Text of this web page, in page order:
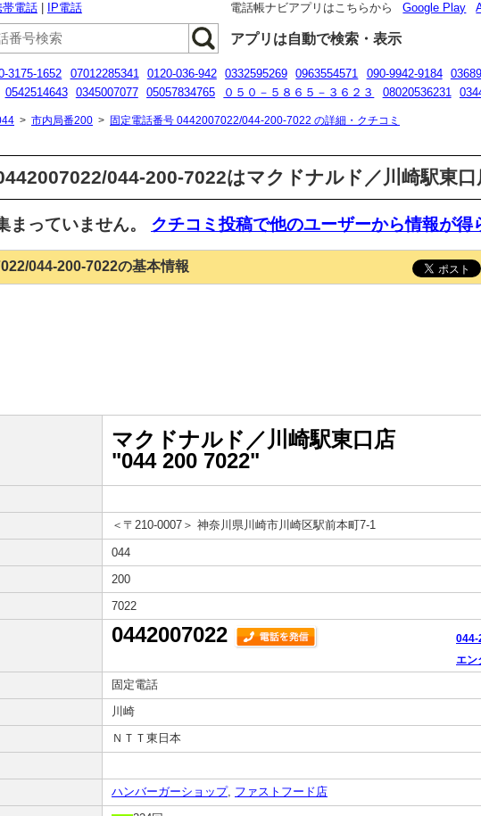
帯電話 IP電話 電話帳ナビアプリはこちらから Google Play
アプリは自動で検索・表示
3175-1652 07012285341 0120-036-942 0332595269 0963554571 090-9942-9184
0542514643 0345007077 05057834765 ０５０－５８６５－３６２３ 08020536231
> 市内局番200 > 固定電話番号 0442007022/044-200-7022 の詳細・クチコミ
044-200-7022はマクドナルド／川崎駅東
まっていません。 クチコミ投稿で他のユーザーから情報が得
044-200-7022の基本情報
マクドナルド／川崎駅東口店
"044 200 7022"
＜〒210-0007＞ 神奈川県川崎市川崎区駅前本町7-1
044
200
7022
044-
エン
0442007022
固定電話
川崎
ＮＴＴ東日本
ハンバーガーショップ, ファストフード店